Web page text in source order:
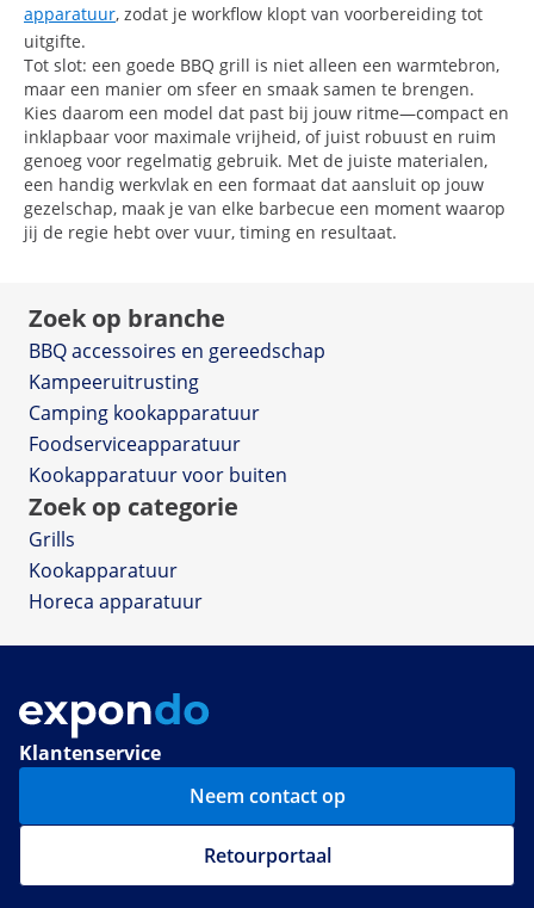
apparatuur, zodat je workflow klopt van voorbereiding tot
uitgifte.
Tot slot: een goede BBQ grill is niet alleen een warmtebron,
maar een manier om sfeer en smaak samen te brengen.
Kies daarom een model dat past bij jouw ritme—compact en
inklapbaar voor maximale vrijheid, of juist robuust en ruim
genoeg voor regelmatig gebruik. Met de juiste materialen,
een handig werkvlak en een formaat dat aansluit op jouw
gezelschap, maak je van elke barbecue een moment waarop
jij de regie hebt over vuur, timing en resultaat.
Zoek op branche
BBQ accessoires en gereedschap
Kampeeruitrusting
Camping kookapparatuur
Foodserviceapparatuur
Kookapparatuur voor buiten
Zoek op categorie
Grills
Kookapparatuur
Horeca apparatuur
Klantenservice
Neem contact op
Retourportaal